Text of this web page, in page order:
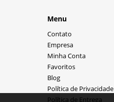
Menu
Contato
Empresa
Minha Conta
Favoritos
Blog
Política de Privacidade
Política de Entrega